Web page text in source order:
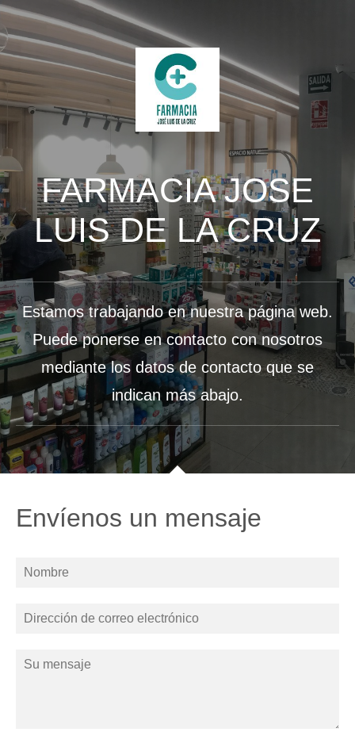
FARMACIA JOSE
LUIS DE LA CRUZ
Estamos trabajando en nuestra página web.
Puede ponerse en contacto con nosotros
mediante los datos de contacto que se
indican más abajo.
Envíenos un mensaje